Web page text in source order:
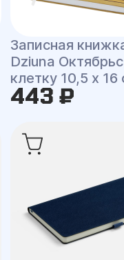
Записная
Dziuna
клетку 10,5 x 16
443 ₽